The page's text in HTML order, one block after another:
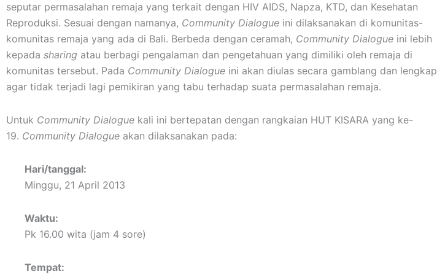
seputar permasalahan remaja yang terkait dengan HIV AIDS, Napza, KTD, dan Kesehatan
Reproduksi. Sesuai dengan namanya, Community Dialogue ini dilaksanakan di komunitas-
komunitas remaja yang ada di Bali. Berbeda dengan ceramah, Community Dialogue ini lebih
kepada sharing atau berbagi pengalaman dan pengetahuan yang dimiliki oleh remaja di
komunitas tersebut. Pada Community Dialogue ini akan diulas secara gamblang dan lengkap
agar tidak terjadi lagi pemikiran yang tabu terhadap suata permasalahan remaja.
Untuk Community Dialogue kali ini bertepatan dengan rangkaian HUT KISARA yang ke-
19. Community Dialogue akan dilaksanakan pada:
Hari/tanggal:
Minggu, 21 April 2013
Waktu:
Pk 16.00 wita (jam 4 sore)
Tempat: